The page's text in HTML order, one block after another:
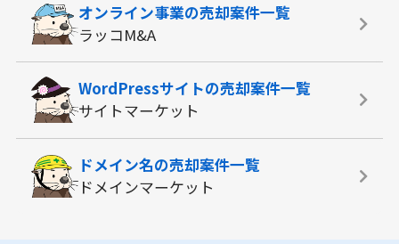
オンライン事業の売却案件一覧
ラッコM&A
WordPressサイトの売却案件一覧
サイトマーケット
ドメイン名の売却案件一覧
ドメインマーケット